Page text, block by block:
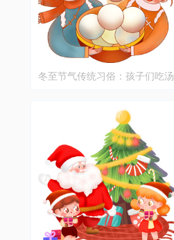
冬至节气传统习俗：孩子们吃汤